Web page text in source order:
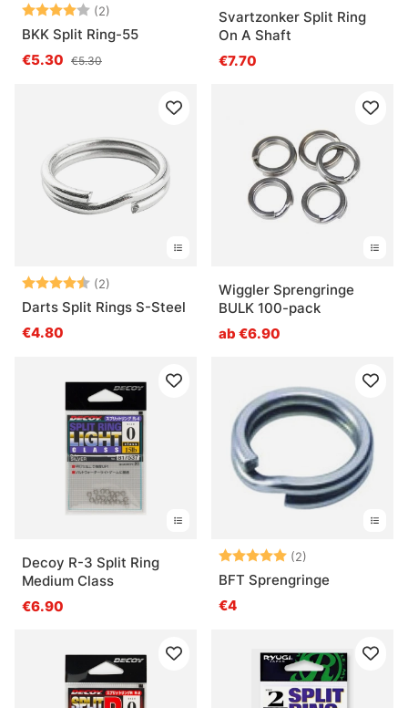
Bewertung:(2)
4.0 von 5 Sternen
BKK Split Ring-55
€5.30 €5.30
Svartzonker Split Ring
On A Shaft
€7.70
Bewertung:(2)
4.5 von 5 Sternen
Darts Split Rings S-Steel
€4.80
Wiggler Sprengringe
BULK 100-pack
ab €6.90
Decoy R-3 Split Ring
Medium Class
€6.90
Bewertung:(2)
BFT Sprengringe
€4